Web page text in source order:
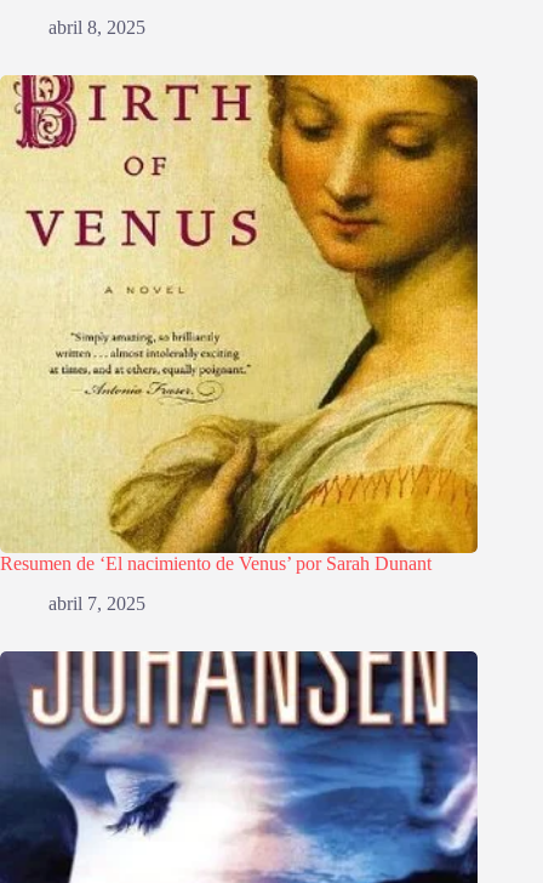
abril 8, 2025
Resumen de ‘El nacimiento de Venus’ por Sarah Dunant
abril 7, 2025